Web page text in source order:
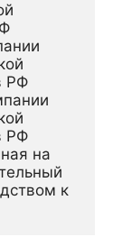
РФ
РФ
на
к